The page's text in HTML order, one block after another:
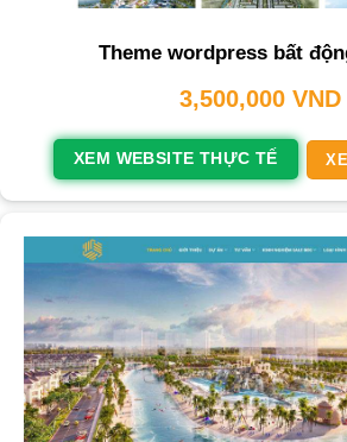
Theme wordpress bất
3,500,000 VND
XEM WEBSITE THỰC TẾ